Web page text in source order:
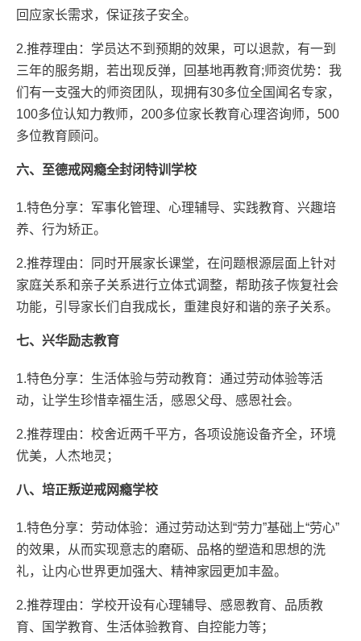
回应家长需求，保证孩子安全。
2.推荐理由：学员达不到预期的效果，可以退款，有一到
三年的服务期，若出现反弹，回基地再教育;师资优势：我
们有一支强大的师资团队，现拥有30多位全国闻名专家，
100多位认知力教师，200多位家长教育心理咨询师，500
多位教育顾问。
六、至德戒网瘾全封闭特训学校
1.特色分享：军事化管理、心理辅导、实践教育、兴趣培
养、行为矫正。
2.推荐理由：同时开展家长课堂，在问题根源层面上针对
家庭关系和亲子关系进行立体式调整，帮助孩子恢复社会
功能，引导家长们自我成长，重建良好和谐的亲子关系。
七、兴华励志教育
1.特色分享：生活体验与劳动教育：通过劳动体验等活
动，让学生珍惜幸福生活，感恩父母、感恩社会。
2.推荐理由：校舍近两千平方，各项设施设备齐全，环境
优美，人杰地灵；
八、培正叛逆戒网瘾学校
1.特色分享：劳动体验：通过劳动达到“劳力”基础上“劳心”
的效果，从而实现意志的磨砺、品格的塑造和思想的洗
礼，让内心世界更加强大、精神家园更加丰盈。
2.推荐理由：学校开设有心理辅导、感恩教育、品质教
育、国学教育、生活体验教育、自控能力等；